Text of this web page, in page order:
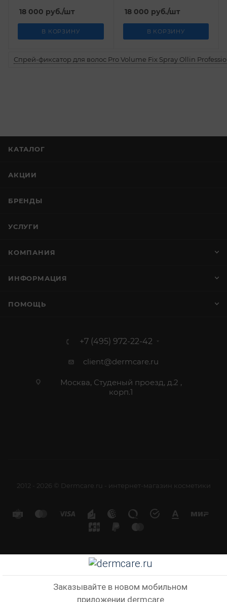
18 000 руб./шт
В КОРЗИНУ
18 000 руб./шт
В КОРЗИНУ
Спрей-фиксатор для волос Pro Volume Fix Spray Ollin
КАТАЛОГ
АКЦИИ
БРЕНДЫ
УСЛУГИ
КОМПАНИЯ
ИНФОРМАЦИЯ
ПОМОЩЬ
+7 (495) 972-22-42
client@dermcare.ru
Москва, Студеный проезд, д.2 ,
корп.1
2012 - 2026 © Dermcare.ru - интернет-магазин косметики
Заказывайте в новом мобильном
приложении dermcare